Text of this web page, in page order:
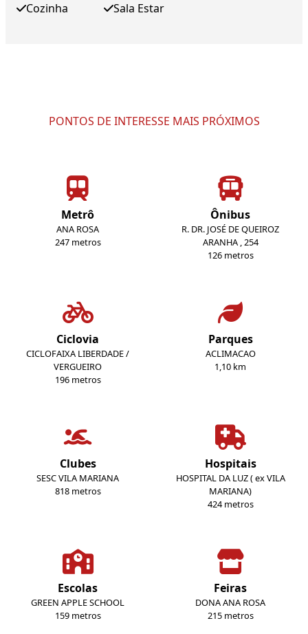
Cozinha
Sala Estar
PONTOS DE INTERESSE MAIS PRÓXIMOS
Metrô
ANA ROSA
247 metros
Ônibus
R. DR. JOSÉ DE QUEIROZ
ARANHA , 254
126 metros
Ciclovia
CICLOFAIXA LIBERDADE /
VERGUEIRO
196 metros
Parques
ACLIMACAO
1,10 km
Clubes
SESC VILA MARIANA
818 metros
Hospitais
HOSPITAL DA LUZ ( ex VILA
MARIANA)
424 metros
Escolas
GREEN APPLE SCHOOL
159 metros
Feiras
DONA ANA ROSA
215 metros